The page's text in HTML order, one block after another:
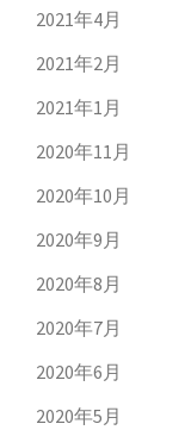
2021年4月
2021年2月
2021年1月
2020年11月
2020年10月
2020年9月
2020年8月
2020年7月
2020年6月
2020年5月